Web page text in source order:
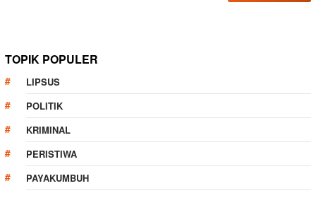
TOPIK POPULER
LIPSUS
POLITIK
KRIMINAL
PERISTIWA
PAYAKUMBUH